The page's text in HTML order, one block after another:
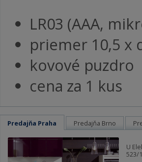
LR03 (AAA,
priemer 10,5 x
kovové puzdro
cena za 1 kus
Predajňa Praha Predajňa Brno
U
523/